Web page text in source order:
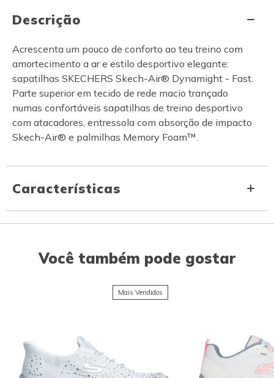
Descrição
Acrescenta um pouco de conforto ao teu treino com
amortecimento a ar e estilo desportivo elegante:
sapatilhas SKECHERS Skech-Air® Dynamight - Fast.
Parte superior em tecido de rede macio trançado
numas confortáveis sapatilhas de treino desportivo
com atacadores, entressola com absorção de impacto
Skech-Air® e palmilhas Memory Foam™.
Características
Você também pode gostar
Mais Vendidos